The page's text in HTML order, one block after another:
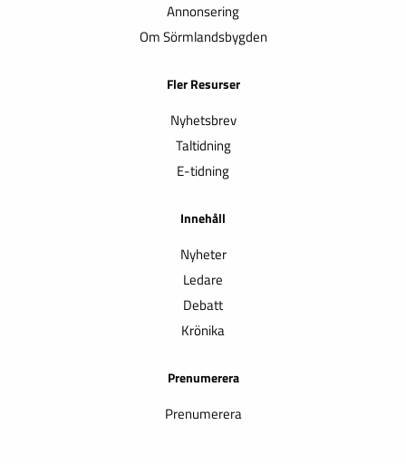
Annonsering
Om Sörmlandsbygden
Fler Resurser
Nyhetsbrev
Taltidning
E-tidning
Innehåll
Nyheter
Ledare
Debatt
Krönika
Prenumerera
Prenumerera